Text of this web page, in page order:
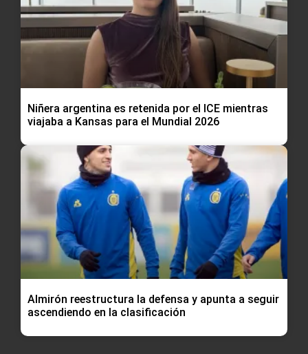
Niñera argentina es retenida por el ICE mientras
viajaba a Kansas para el Mundial 2026
Almirón reestructura la defensa y apunta a seguir
ascendiendo en la clasificación